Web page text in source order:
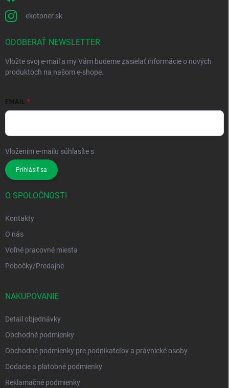
ekotoner.sk
ODOBERAŤ NEWSLETTER
Vložte svoj e-mail a my Vám budeme zasielať informácie o nových
produktoch na našom e-shope.
EMAIL
Vložením e-mailu súhlasíte s
Prihlásiť sa
O SPOLOČNOSTI
Kontakty
O nás
Voľné pracovné miesta
Pobočky/Predajne
NAKUPOVANIE
Detail objednávky
Obchodné podmienky
Obchodné podmienky pre podnikateľov a právnické osoby
Dodacie a platobné podmienky
Reklamačné podmienky